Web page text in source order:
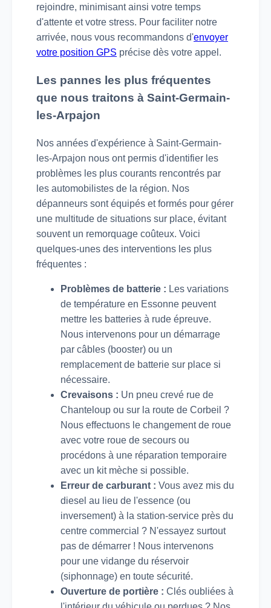
rejoindre, minimisant ainsi votre temps
d'attente et votre stress. Pour faciliter notre
arrivée, nous vous recommandons d'envoyer
votre position GPS précise dès votre appel.
Les pannes les plus fréquentes
que nous traitons à Saint-Germain-
les-Arpajon
Nos années d'expérience à Saint-Germain-
les-Arpajon nous ont permis d'identifier les
problèmes les plus courants rencontrés par
les automobilistes de la région. Nos
dépanneurs sont équipés et formés pour gérer
une multitude de situations sur place, évitant
souvent un remorquage coûteux. Voici
quelques-unes des interventions les plus
fréquentes :
Problèmes de batterie : Les variations
de température en Essonne peuvent
mettre les batteries à rude épreuve.
Nous intervenons pour un démarrage
par câbles (booster) ou un
remplacement de batterie sur place si
nécessaire.
Crevaisons : Un pneu crevé rue de
Chanteloup ou sur la route de Corbeil ?
Nous effectuons le changement de roue
avec votre roue de secours ou
procédons à une réparation temporaire
avec un kit mèche si possible.
Erreur de carburant : Vous avez mis du
diesel au lieu de l'essence (ou
inversement) à la station-service près du
centre commercial ? N'essayez surtout
pas de démarrer ! Nous intervenons
pour une vidange du réservoir
(siphonnage) en toute sécurité.
Ouverture de portière : Clés oubliées à